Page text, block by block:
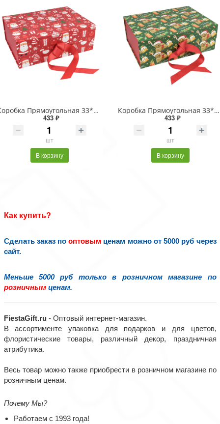
Коробка Прямоугольная 33*25*12 складная на магнитах "Новый год"-3023 1/32
433 ₽
шт
В корзину
Коробка Прямоугольная 33*25*12 складная на магнитах "Новый год"-3086 1/32
433 ₽
шт
В корзину
Как купить?
Сделать заказ пооптовым ценам можно от 5000 руб через
сайт.
Меньше 5000 руб только в розничном магазине по
розничнымценам.
FiestaGift.ru - Оптовый интернет-магазин.
В ассортименте упаковка для подарков и для цветов,
флористические товары, различный декор, праздничная
атрибутика.
Весь товар можно также приобрести в розничном магазине по
розничным ценам.
Почему Мы?
Работаем с 1993 года!